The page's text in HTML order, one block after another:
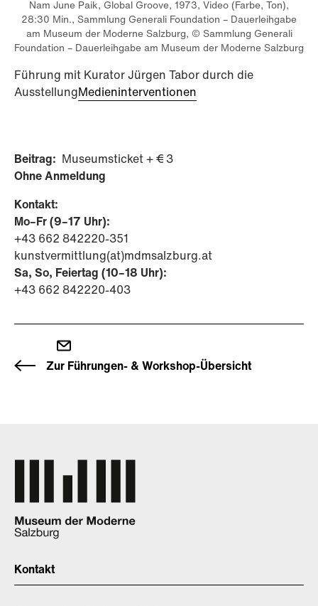
Nam June Paik, Global Groove, 1973, Video (Farbe, Ton),
28:30 Min., Sammlung Generali Foundation – Dauerleihgabe
am Museum der Moderne Salzburg, © Sammlung Generali
Foundation – Dauerleihgabe am Museum der Moderne Salzburg
Führung mit Kurator Jürgen Tabor durch die
AusstellungMedieninterventionen
Beitrag: Museumsticket + € 3
Ohne Anmeldung
Kontakt:
Mo–Fr (9–17 Uhr):
+43 662 842220-351
kunstvermittlung(at)mdmsalzburg.at
Sa, So, Feiertag (10–18 Uhr):
+43 662 842220-403
Zur Führungen- & Workshop-Übersicht
Kontakt